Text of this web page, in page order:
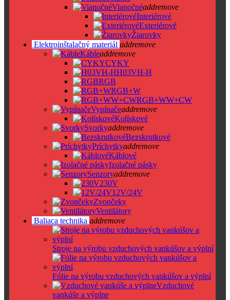
Vianočnéaddremove
Interiérové
Exteriérové
Žiarovky
Elektroinštalačný materiál addremove
Kábleaddremove
CYKY
H03VH-H
RGB
RGB+W
RGB+WW+CW
Vypínačeaddremove
Kolískové
Svorkyaddremove
Bezskrutkové
Príchytkyaddremove
Káblové
Izolačné pásky
Senzoryaddremove
230V
12V/24V
Zvončeky
Ventilátory
Baliaca technika addremove
Stroje na výrobu vzduchových vankúšov a výplní
Fólie na výrobu vzduchových vankúšov a výplní
Vzduchové
vankúše a výplne